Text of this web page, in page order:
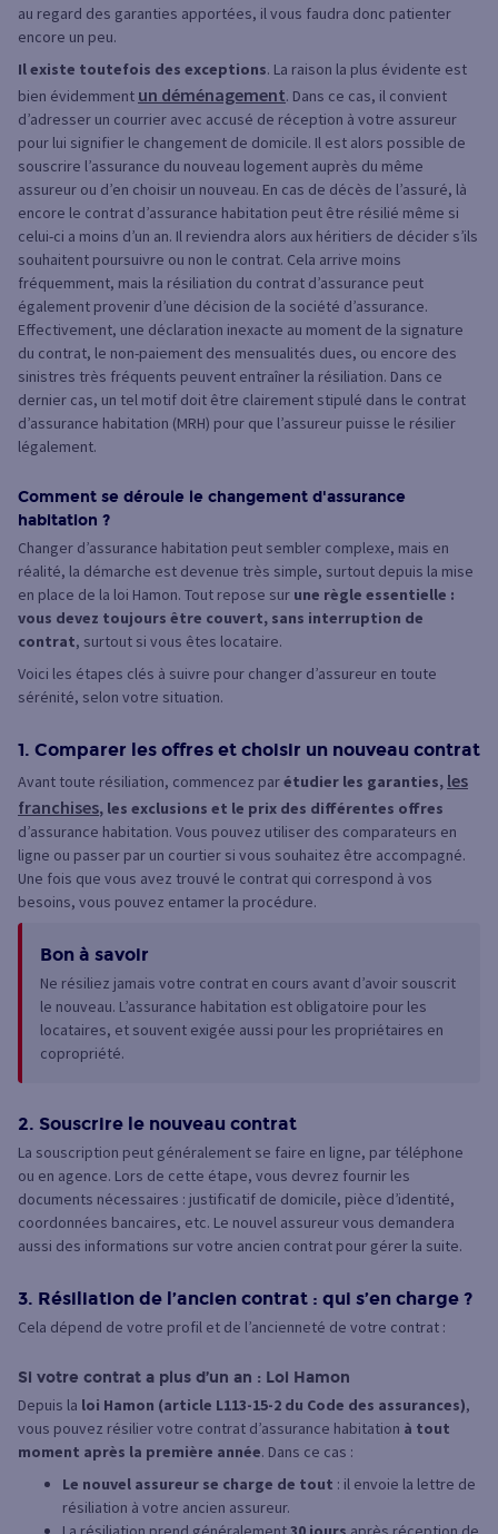
au regard des garanties apportées, il vous faudra donc patienter
encore un peu.
Il existe toutefois des exceptions. La raison la plus évidente est
bien évidemment un déménagement. Dans ce cas, il convient
d’adresser un courrier avec accusé de réception à votre assureur
pour lui signifier le changement de domicile. Il est alors possible de
souscrire l’assurance du nouveau logement auprès du même
assureur ou d’en choisir un nouveau. En cas de décès de l’assuré, là
encore le contrat d’assurance habitation peut être résilié même si
celui-ci a moins d’un an. Il reviendra alors aux héritiers de décider s’ils
souhaitent poursuivre ou non le contrat. Cela arrive moins
fréquemment, mais la résiliation du contrat d’assurance peut
également provenir d’une décision de la société d’assurance.
Effectivement, une déclaration inexacte au moment de la signature
du contrat, le non-paiement des mensualités dues, ou encore des
sinistres très fréquents peuvent entraîner la résiliation. Dans ce
dernier cas, un tel motif doit être clairement stipulé dans le contrat
d’assurance habitation (MRH) pour que l’assureur puisse le résilier
légalement.
Comment se déroule le changement d'assurance
habitation ?
Changer d’assurance habitation peut sembler complexe, mais en
réalité, la démarche est devenue très simple, surtout depuis la mise
en place de la loi Hamon. Tout repose sur une règle essentielle :
vous devez toujours être couvert, sans interruption de
contrat, surtout si vous êtes locataire.
Voici les étapes clés à suivre pour changer d’assureur en toute
sérénité, selon votre situation.
1. Comparer les offres et choisir un nouveau contrat
Avant toute résiliation, commencez parétudier les garanties, les
franchises, les exclusions et le prix des différentes offres
d’assurance habitation. Vous pouvez utiliser des comparateurs en
ligne ou passer par un courtier si vous souhaitez être accompagné.
Une fois que vous avez trouvé le contrat qui correspond à vos
besoins, vous pouvez entamer la procédure.
Bon à savoir
Ne résiliez jamais votre contrat en cours avant d’avoir souscrit
le nouveau. L’assurance habitation est obligatoire pour les
locataires, et souvent exigée aussi pour les propriétaires en
copropriété.
2. Souscrire le nouveau contrat
La souscription peut généralement se faire en ligne, par téléphone
ou en agence. Lors de cette étape, vous devrez fournir les
documents nécessaires : justificatif de domicile, pièce d’identité,
coordonnées bancaires, etc. Le nouvel assureur vous demandera
aussi des informations sur votre ancien contrat pour gérer la suite.
3. Résiliation de l’ancien contrat : qui s’en charge ?
Cela dépend de votre profil et de l’ancienneté de votre contrat :
Si votre contrat a plus d’un an : Loi Hamon
Depuis la loi Hamon (article L113-15-2 du Code des assurances),
vous pouvez résilier votre contrat d’assurance habitation à tout
moment après la première année. Dans ce cas :
Le nouvel assureur se charge de tout : il envoie la lettre de
résiliation à votre ancien assureur.